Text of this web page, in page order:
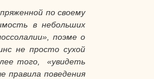
по своему
в небольших
поэме о
не просто сухой
того, «увидеть
правила поведения